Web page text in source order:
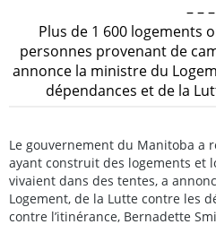
– – –
Plus de 1 600 logements
personnes provenant de
annonce la ministre du
dépendances et de la
Le gouvernement du Manitoba a
ayant construit des logements et
vivaient dans des tentes, a
Logement, de la Lutte contre les
contre l’itinérance, Bernadette